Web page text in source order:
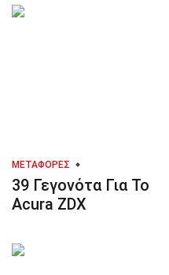
ΜΕΤΑΦΟΡΈΣ
39 Γεγονότα Για Το
Acura ZDX